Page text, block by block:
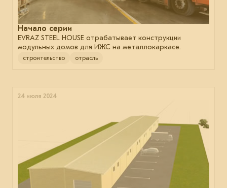
Начало серии
EVRAZ STEEL HOUSE отрабатывает конструкции
модульных домов для ИЖС на металлокаркасе.
строительство отрасль
24 июля 2024